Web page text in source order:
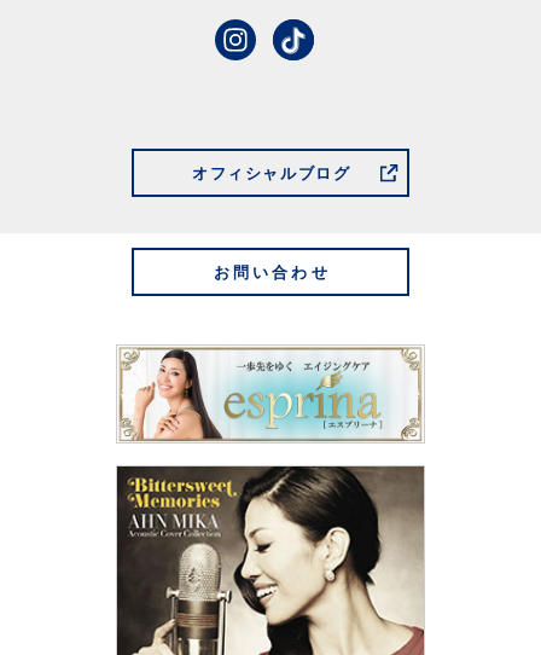
オフィシャルブログ
お問い合わせ